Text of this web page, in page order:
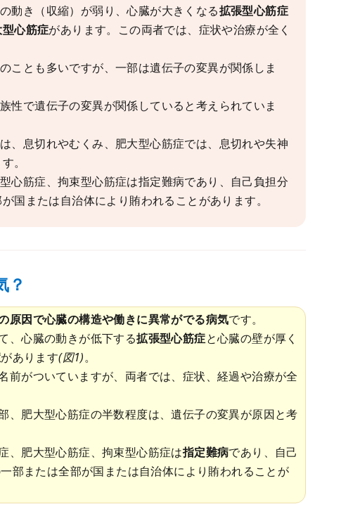
動き（収縮）が弱り、心臓が大きくなる拡張型心筋症
型心筋症があります。この両者では、症状や治療が全く
ことも多いですが、一部は遺伝子の変異が関係しま
性で遺伝子の変異が関係していると考えられていま
、息切れやむくみ、肥大型心筋症では、息切れや失神
。
心筋症、拘束型心筋症は指定難病であり、自己負担分
国または自治体により賄われることがあります。
？
原因で心臓の構造や働きに異常がでる病気です。
、心臓の動きが低下する拡張型心筋症と心臓の壁が厚く
があります(図1)。
前がついていますが、両者では、症状、経過や治療が全
、肥大型心筋症の半数程度は、遺伝子の変異が原因と考
、肥大型心筋症、拘束型心筋症は指定難病であり、自己
部または全部が国または自治体により賄われることが